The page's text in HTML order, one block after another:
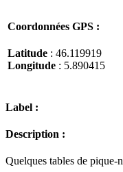
Coordonnées GPS :
Latitude : 46.119919
Longitude : 5.890415
Label :
Description :
Quelques tables de pique-